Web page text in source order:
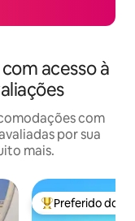
acesso à
com
por sua
mais.
Entre os
Preferido dos